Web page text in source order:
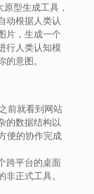
型生成工具，
动根据人类认
片，生成一个
行人类认知模
意图。
前就看到网站
的数据结构以
便的协作完成
跨平台的桌面
正式工具。